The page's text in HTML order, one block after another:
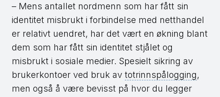
– Mens antallet nordmenn som har fått sin
identitet misbrukt i forbindelse med netthandel
er relativt uendret, har det vært en økning blant
dem som har fått sin identitet stjålet og
misbrukt i sosiale medier. Spesielt sikring av
brukerkontoer ved bruk av totrinnspålogging,
men også å være bevisst på hvor du legger